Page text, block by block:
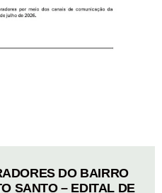
DO BAIRRO
SANTO – EDITAL DE